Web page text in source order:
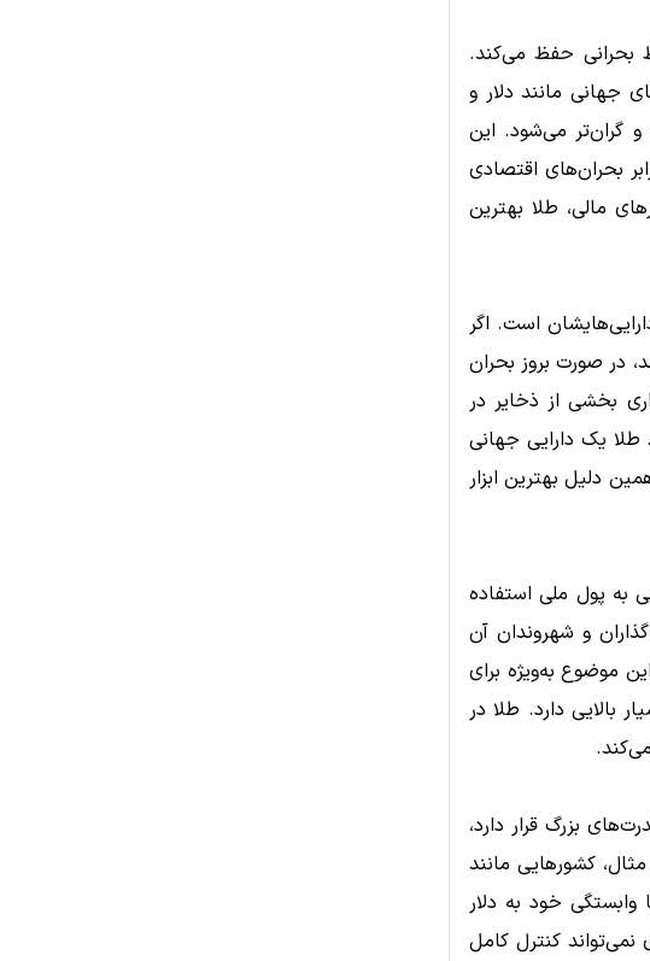
بحرانی حفظ می‌کند.
جهانی مانند دلار و
گران‌تر می‌شود. این
بحران‌های اقتصادی
مالی، طلا بهترین
است. اگر
در صورت بروز بحران
بخشی از ذخایر در
یک دارایی جهانی
دلیل بهترین ابزار
به پول ملی استفاده
و شهروندان آن
موضوع به‌ویژه برای
بالایی دارد. طلا در
بزرگ قرار دارد،
کشورهایی مانند
خود به دلار
کنترل کامل